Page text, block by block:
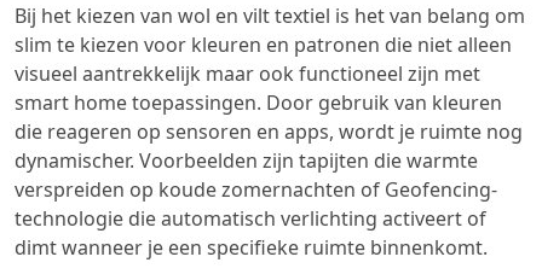
Bij het kiezen van wol en vilt textiel is het van belang om
slim te kiezen voor kleuren en patronen die niet alleen
visueel aantrekkelijk maar ook functioneel zijn met
smart home toepassingen. Door gebruik van kleuren
die reageren op sensoren en apps, wordt je ruimte nog
dynamischer. Voorbeelden zijn tapijten die warmte
verspreiden op koude zomernachten of Geofencing-
technologie die automatisch verlichting activeert of
dimt wanneer je een specifieke ruimte binnenkomt.